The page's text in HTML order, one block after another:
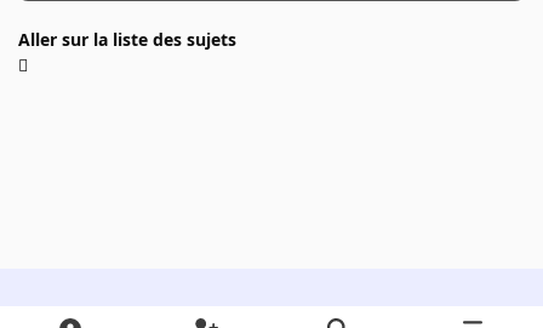
Aller sur la liste des sujets